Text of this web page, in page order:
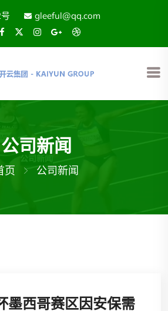
gleeful@qq.com
公司新闻
页 公司新闻
西哥赛区因安保需